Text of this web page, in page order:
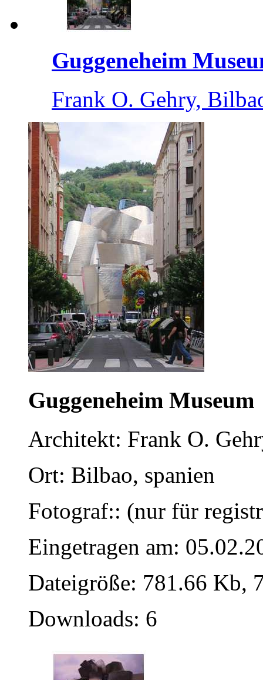
Guggeneheim
Frank O. Gehry,
Guggeneheim Museum
Architekt: Frank O.
Ort: Bilbao, spanien
Fotograf:: (nur für
Eingetragen am:
Dateigröße: 781.66 Kb,
Downloads: 6